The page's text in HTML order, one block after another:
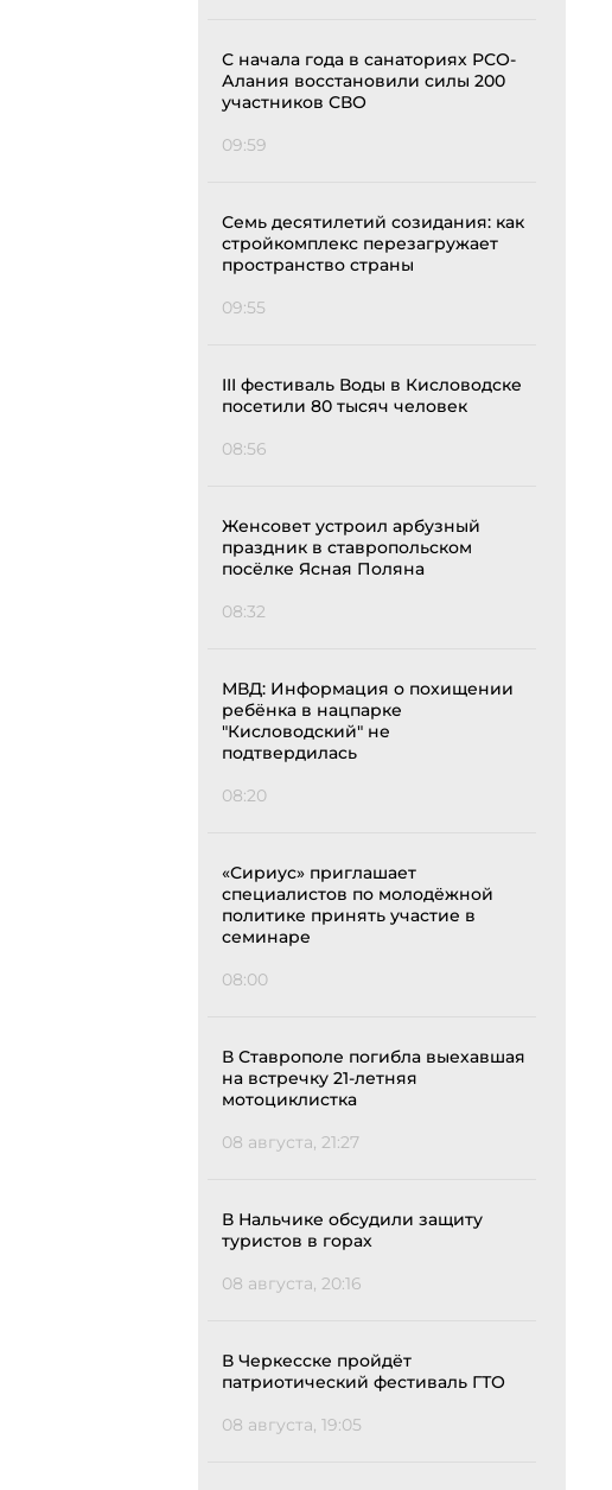
С начала года в санаториях РСО-
Алания восстановили силы 200
участников СВО
09:59
Семь десятилетий созидания: как
стройкомплекс перезагружает
пространство страны
09:55
III фестиваль Воды в Кисловодске
посетили 80 тысяч человек
08:56
Женсовет устроил арбузный
праздник в ставропольском
посёлке Ясная Поляна
08:32
МВД: Информация о похищении
ребёнка в нацпарке
"Кисловодский" не
подтвердилась
08:20
«Сириус» приглашает
специалистов по молодёжной
политике принять участие в
семинаре
08:00
В Ставрополе погибла выехавшая
на встречку 21-летняя
мотоциклистка
08 августа, 21:27
В Нальчике обсудили защиту
туристов в горах
08 августа, 20:16
В Черкесске пройдёт
патриотический фестиваль ГТО
08 августа, 19:05